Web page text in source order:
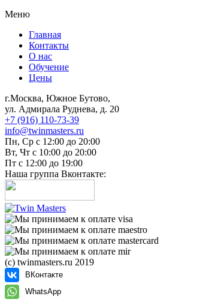
Меню
Главная
Контакты
О нас
Обучение
Цены
г.Москва, Южное Бутово,
ул. Адмирала Руднева, д. 20
+7 (916) 110-73-39
info@twinmasters.ru
Пн, Ср с 12:00 до 20:00
Вт, Чт с 10:00 до 20:00
Пт с 12:00 до 19:00
Наша группа Вконтакте:
(с) twinmasters.ru 2019
ВКонтакте
WhatsApp